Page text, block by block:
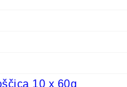
10 x 60g